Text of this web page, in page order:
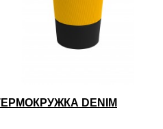
DENIM